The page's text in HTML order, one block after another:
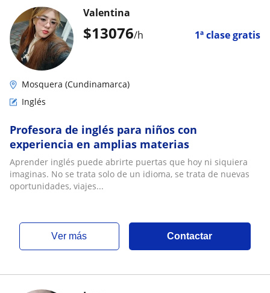
$13076/h 1ª clase gratis
Valentina
Mosquera (Cundinamarca)
Inglés
Profesora de inglés para niños con
experiencia en amplias materias
Aprender inglés puede abrirte puertas que hoy ni siquiera
imaginas. No se trata solo de un idioma, se trata de nuevas
oportunidades, viajes...
ver más Contactar